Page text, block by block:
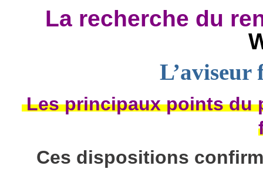
La recherche du
L’aviseur
Les principaux points du
Ces dispositions